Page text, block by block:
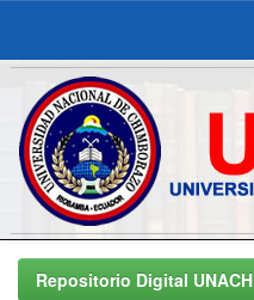
Skip
navigationRepositorio Digital UNACH